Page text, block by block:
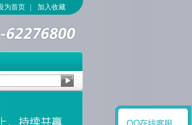
为首页 加入收藏